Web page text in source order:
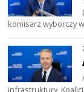
komisarz wyborczy
infrastruktury,